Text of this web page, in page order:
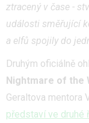
ztracený v čase -
události směřující
a elfů spojily do
Druhým oficiálně
Nightmare of the
Geraltova mentora
představí ve druhé